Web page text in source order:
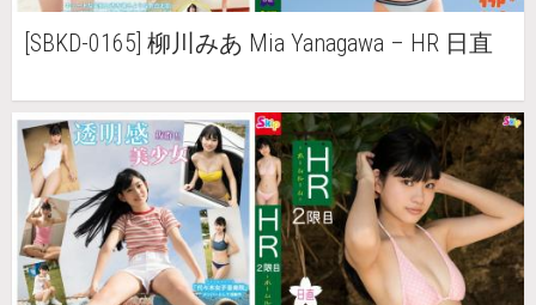
[SBKD-0165] 柳川みあ Mia Yanagawa – HR 日直